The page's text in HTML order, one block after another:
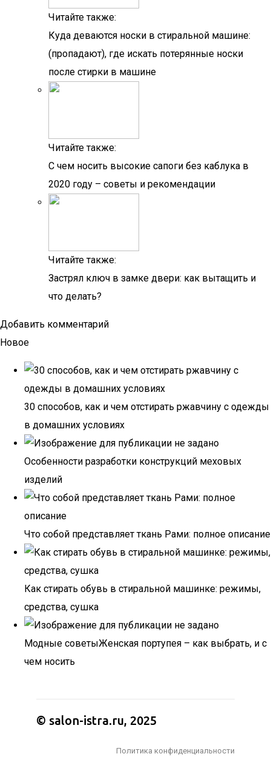
Читайте также:
Куда деваются носки в стиральной машине:
(пропадают), где искать потерянные носки
после стирки в машине
Читайте также:
С чем носить высокие сапоги без каблука в
2020 году – советы и рекомендации
Читайте также:
Застрял ключ в замке двери: как вытащить и
что делать?
Добавить комментарий
Новое
30 способов, как и чем отстирать ржавчину с одежды
в домашних условиях
Особенности разработки конструкций меховых
изделий
Что собой представляет ткань Рами: полное описание
Как стирать обувь в стиральной машинке: режимы,
средства, сушка
Модные советыЖенская портупея – как выбрать, и с
чем носить
© salon-istra.ru, 2025
Политика конфиденциальности